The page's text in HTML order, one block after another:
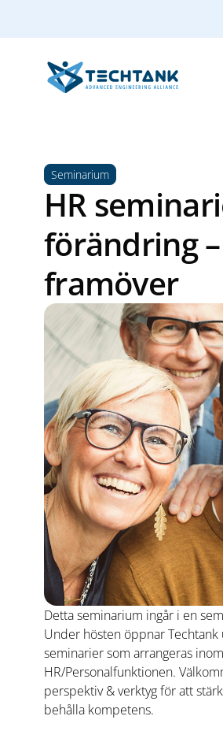
Seminarium
HR
förändring
framöver
Detta seminarium ingår i en
Under hösten öppnar
seminarier som arrangeras
HR/Personalfunktionen.
perspektiv & verktyg för att
behålla kompetens.